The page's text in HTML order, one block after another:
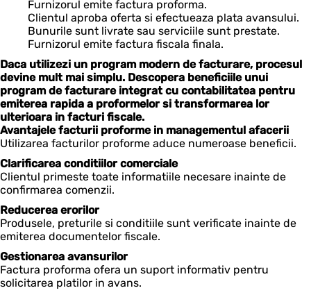
Furnizorul emite factura proforma.
Clientul aproba oferta si efectueaza plata avansului.
Bunurile sunt livrate sau serviciile sunt prestate.
Furnizorul emite factura fiscala finala.
Daca utilizezi un program modern de facturare, procesul
devine mult mai simplu. Descopera beneficiile unui
program de facturare integrat cu contabilitatea pentru
emiterea rapida a proformelor si transformarea lor
ulterioara in facturi fiscale.
Avantajele facturii proforme in managementul afacerii
Utilizarea facturilor proforme aduce numeroase beneficii.
Clarificarea conditiilor comerciale
Clientul primeste toate informatiile necesare inainte de
confirmarea comenzii.
Reducerea erorilor
Produsele, preturile si conditiile sunt verificate inainte de
emiterea documentelor fiscale.
Gestionarea avansurilor
Factura proforma ofera un suport informativ pentru
solicitarea platilor in avans.